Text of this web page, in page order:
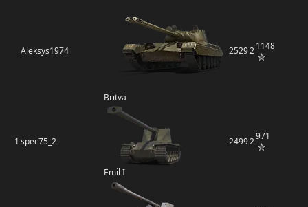
Aleksys1974
Britva
252921148
1 spec75_2
Emil I
24992971